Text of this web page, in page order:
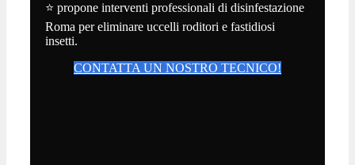
⭐ propone interventi professionali di disinfestazione
Roma per eliminare uccelli roditori e fastidiosi
insetti.
CONTATTA UN NOSTRO TECNICO!